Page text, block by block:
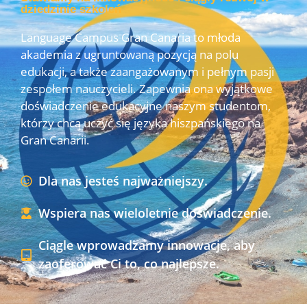
dziedzinie szkoleń
Language Campus Gran Canaria to młoda
akademia z ugruntowaną pozycją na polu
edukacji, a także zaangażowanym i pełnym pasji
zespołem nauczycieli. Zapewnia ona wyjątkowe
doświadczenie edukacyjne naszym studentom,
którzy chcą uczyć się języka hiszpańskiego na
Gran Canarii.
Dla nas jesteś najważniejszy.
Wspiera nas wieloletnie doświadczenie.
Ciągle wprowadzamy innowacje, aby
zaoferować Ci to, co najlepsze.